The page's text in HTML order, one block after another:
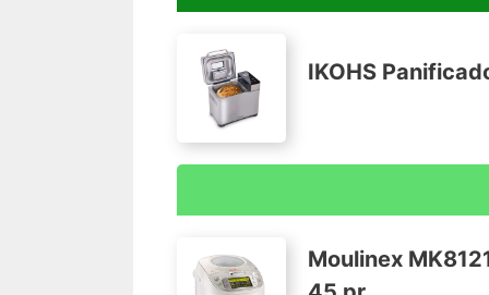
IKOHS
La Panificadora de IKOHS es un
dispensador automático para distribuir
Moulinex